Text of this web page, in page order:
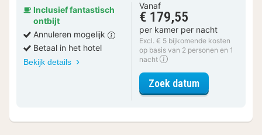
Inclusief fantastisch
ontbijt
Annuleren mogelijk
Betaal in het hotel
Bekijk details
Vanaf
€ 179,55
per kamer per nacht
Excl. € 5 bijkomende kosten
op basis van 2 personen en 1
nacht
Zoek datumvoor